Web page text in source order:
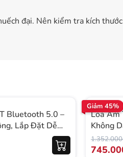
đại. Nên kiểm tra kích
Bluetooth 5.0 –
Lắp Đặt Dễ
Hàng, Văn
Giảm 45%
Loa Âm
Không
Nhà